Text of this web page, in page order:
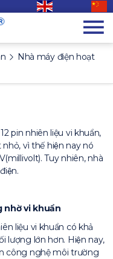
Nhà máy điện hoạt
pin nhiên liệu vi khuẩn,
nhỏ, vì thế hiện nay nó
Tuy nhiên, nhà
nhờ vi khuẩn
liệu vi khuẩn có khả
lượng lớn hơn. Hiện nay,
công nghệ môi trường